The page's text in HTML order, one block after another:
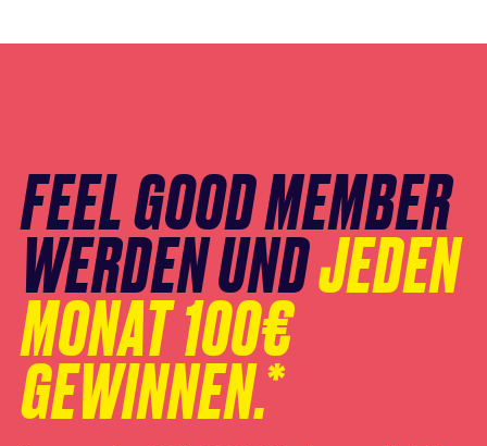
FEEL GOOD MEMBER
WERDEN UNDJEDEN
MONAT 100€
GEWINNEN.*